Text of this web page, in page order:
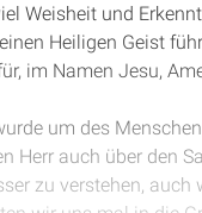
Weisheit und
Heiligen Geist
im Namen Jesu,
um des
Herr auch über den
zu verstehen, auch